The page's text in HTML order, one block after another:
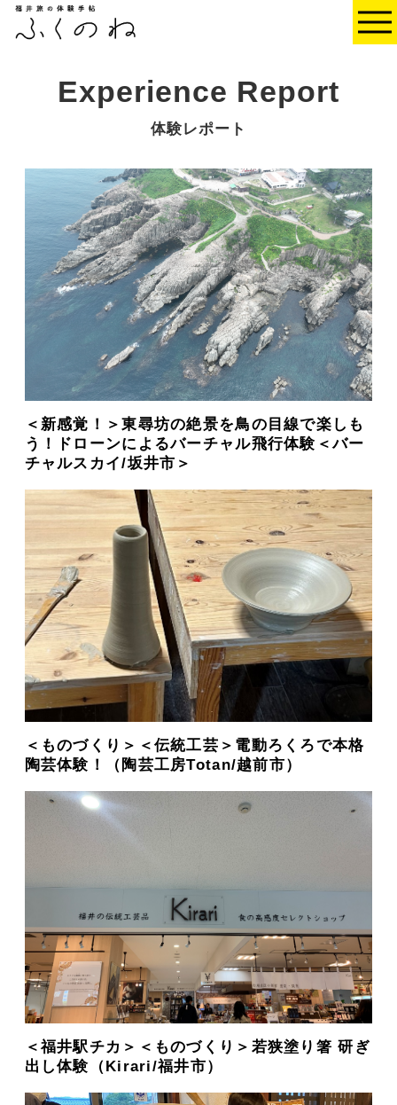
Experience Report
体験レポート
＜新感覚！＞東尋坊の絶景を鳥の目線で楽しも
う！ドローンによるバーチャル飛行体験＜バー
チャルスカイ/坂井市＞
＜ものづくり＞＜伝統工芸＞電動ろくろで本格
陶芸体験！（陶芸工房Totan/越前市）
＜福井駅チカ＞＜ものづくり＞若狭塗り箸 研ぎ
出し体験（Kirari/福井市）